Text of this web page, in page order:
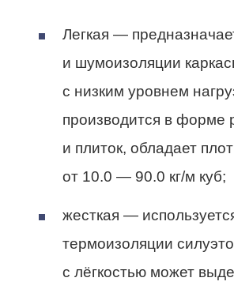
Легкая —
и шумоизоляции
с низким уровнем
производится в форме
и плиток, обладает
от 10.0 — 90.0 кг/м куб;
жесткая —
термоизоляции
с лёгкостью может